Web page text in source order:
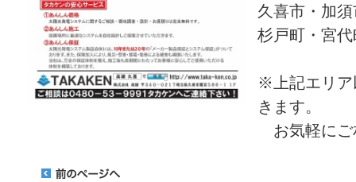
久喜市・加
杉戸町・宮
※上記エリア
きます。
お気軽にご